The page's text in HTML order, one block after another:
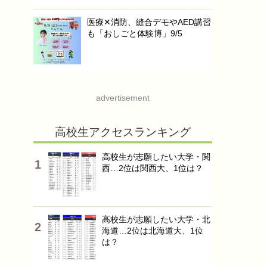
医療✕消防、縫合デモやAED講習
も「おしごと体験博」9/5
advertisement
高校生アクセスランキング
高校生が志願したい大学・関
西…2位は関西大、1位は？
高校生が志願したい大学・北
海道…2位は北海道大、1位
は？